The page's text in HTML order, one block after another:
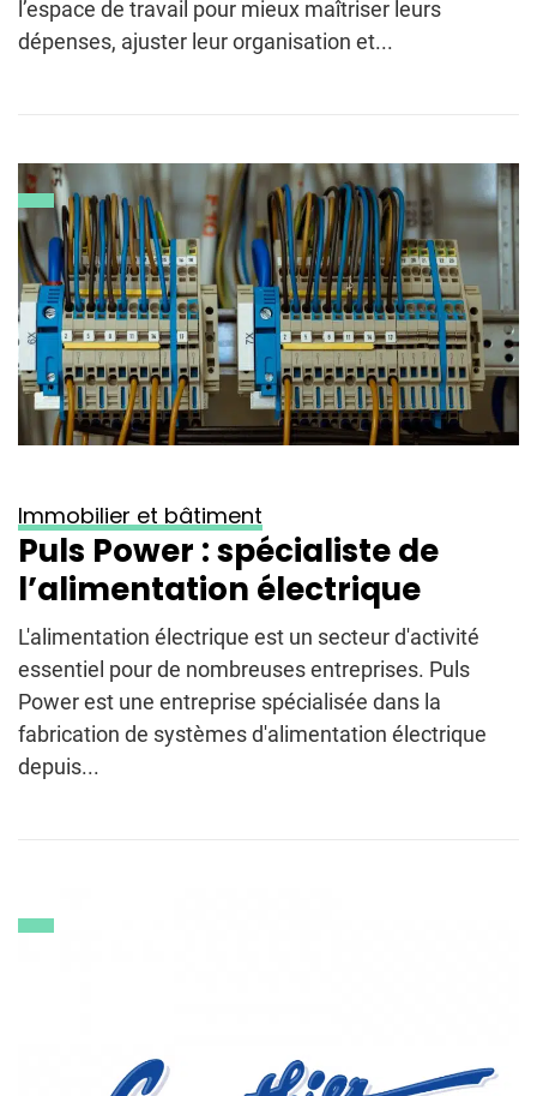
l’espace de travail pour mieux maîtriser leurs
dépenses, ajuster leur organisation et...
Immobilier et bâtiment
Puls Power : spécialiste de
l’alimentation électrique
L'alimentation électrique est un secteur d'activité
essentiel pour de nombreuses entreprises. Puls
Power est une entreprise spécialisée dans la
fabrication de systèmes d'alimentation électrique
depuis...